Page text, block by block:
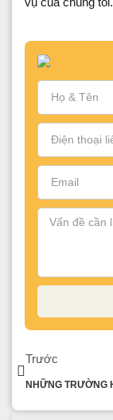
Trước